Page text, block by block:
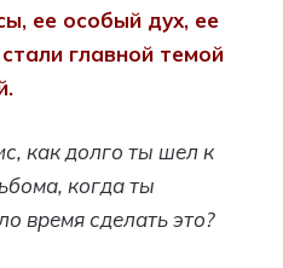
ее особый дух, ее
главной темой
как долго ты шел к
когда ты
время сделать это?